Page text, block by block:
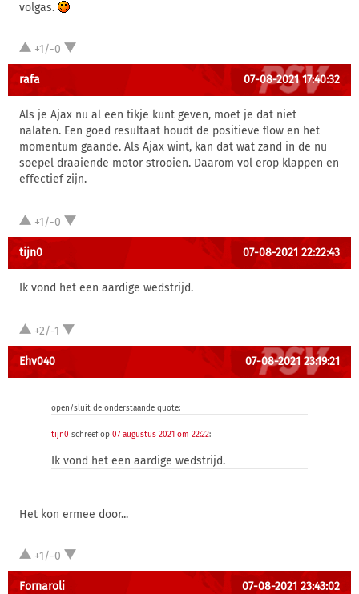
volgas.
+1/-0
rafa 07-08-2021 17:40:32
Als je Ajax nu al een tikje kunt geven, moet je dat niet
nalaten. Een goed resultaat houdt de positieve flow en het
momentum gaande. Als Ajax wint, kan dat wat zand in de nu
soepel draaiende motor strooien. Daarom vol erop klappen en
effectief zijn.
+1/-0
tijn0 07-08-2021 22:22:43
Ik vond het een aardige wedstrijd.
+2/-1
Ehv040 07-08-2021 23:19:21
open/sluit de onderstaande quote:
tijn0 schreef op 07 augustus 2021 om 22:22:
Ik vond het een aardige wedstrijd.
Het kon ermee door...
+1/-0
Fornaroli 07-08-2021 23:43:02